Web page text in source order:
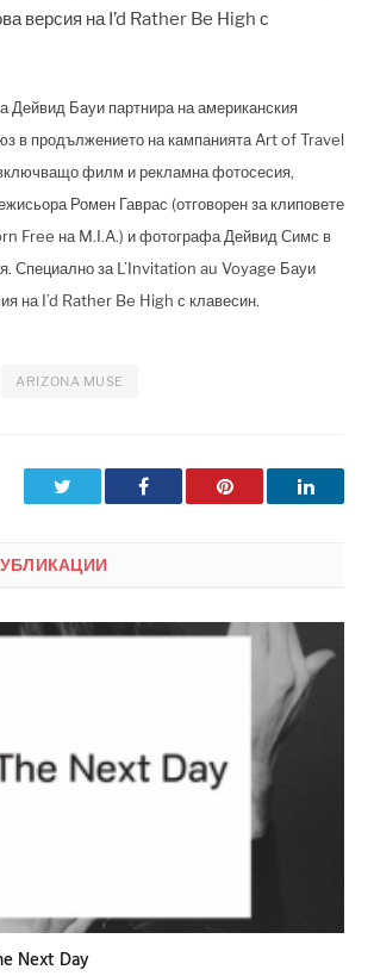
версия на I’d Rather Be High с
Дейвид Бауи партнира на американския
в продължението на кампанията Art of Travel
филм и рекламна фотосесия,
Ромен Гаврас (отговорен за клиповете
Free на M.I.A.) и фотографа Дейвид Симс в
Специално за L’Invitation au Voyage Бауи
на I’d Rather Be High с клавесин.
ARIZONA MUSE
Facebook Pinterest
Next Day